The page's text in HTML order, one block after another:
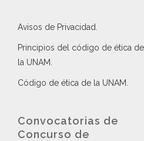
Avisos de Privacidad
Principios del código de ética de
la UNAM
Código de ética de la UNAM
Convocatorias de
Concurso de